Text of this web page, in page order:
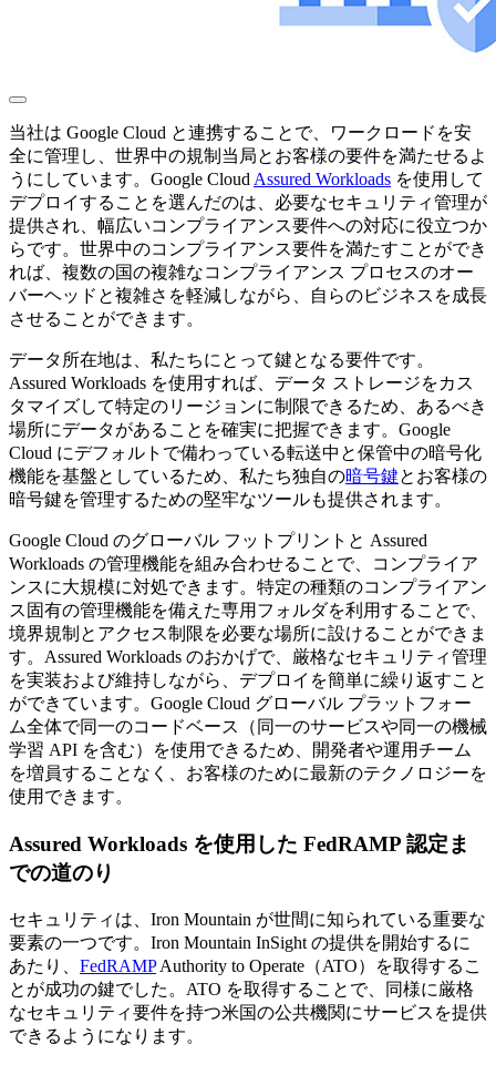
当社は Google Cloud と連携することで、ワークロードを安
全に管理し、世界中の規制当局とお客様の要件を満たせるよ
うにしています。Google CloudAssured Workloads を使用して
デプロイすることを選んだのは、必要なセキュリティ管理が
提供され、幅広いコンプライアンス要件への対応に役立つか
らです。世界中のコンプライアンス要件を満たすことができ
れば、複数の国の複雑なコンプライアンス プロセスのオー
バーヘッドと複雑さを軽減しながら、自らのビジネスを成長
させることができます。
データ所在地は、私たちにとって鍵となる要件です。
Assured Workloads を使用すれば、データ ストレージをカス
タマイズして特定のリージョンに制限できるため、あるべき
場所にデータがあることを確実に把握できます。Google
Cloud にデフォルトで備わっている転送中と保管中の暗号化
機能を基盤としているため、私たち独自の暗号鍵とお客様の
暗号鍵を管理するための堅牢なツールも提供されます。
Google Cloud のグローバル フットプリントと Assured
Workloads の管理機能を組み合わせることで、コンプライア
ンスに大規模に対処できます。特定の種類のコンプライアン
ス固有の管理機能を備えた専用フォルダを利用することで、
境界規制とアクセス制限を必要な場所に設けることができま
す。Assured Workloads のおかげで、厳格なセキュリティ管理
を実装および維持しながら、デプロイを簡単に繰り返すこと
ができています。Google Cloud グローバル プラットフォー
ム全体で同一のコードベース（同一のサービスや同一の機械
学習 API を含む）を使用できるため、開発者や運用チーム
を増員することなく、お客様のために最新のテクノロジーを
使用できます。
Assured Workloads を使用した FedRAMP 認定ま
での道のり
セキュリティは、Iron Mountain が世間に知られている重要な
要素の一つです。Iron Mountain InSight の提供を開始するに
あたり、 FedRAMPAuthority to Operate（ATO）を取得するこ
とが成功の鍵でした。ATO を取得することで、同様に厳格
なセキュリティ要件を持つ米国の公共機関にサービスを提供
できるようになります。